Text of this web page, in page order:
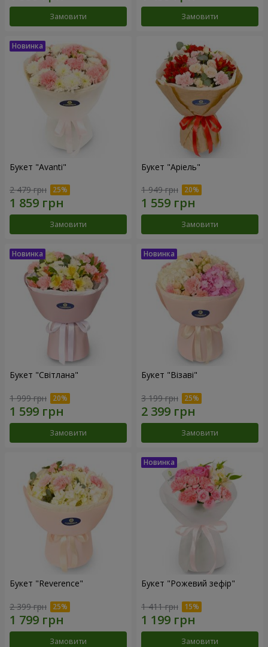
Замовити Замовити
Букет "Avanti"
2 479 грн
Замовити
Букет "Аріель"
1 949 грн
Замовити
Букет "Світлана"
1 999 грн
Замовити
Букет "Візаві"
3 199 грн
Замовити
Букет "Reverence"
2 399 грн
Замовити
Букет "Рожевий зефір"
1 411 грн
Замовити